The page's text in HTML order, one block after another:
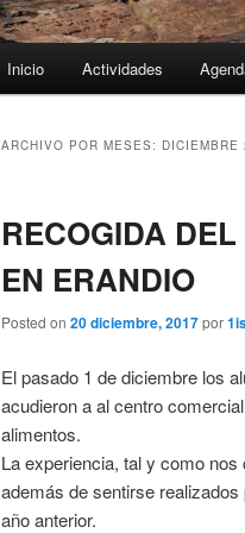
Inicio Actividades
ARCHIVO POR MESES: DICIEMBRE
RECOGIDA
EN ERANDIO
Posted on 20 diciembre, 2017por
El pasado 1 de diciembre los
acudieron a al centro
alimentos.
La experiencia, tal y como
además de sentirse
año anterior.